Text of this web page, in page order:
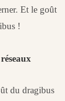
Et le goût
!
du dragibus